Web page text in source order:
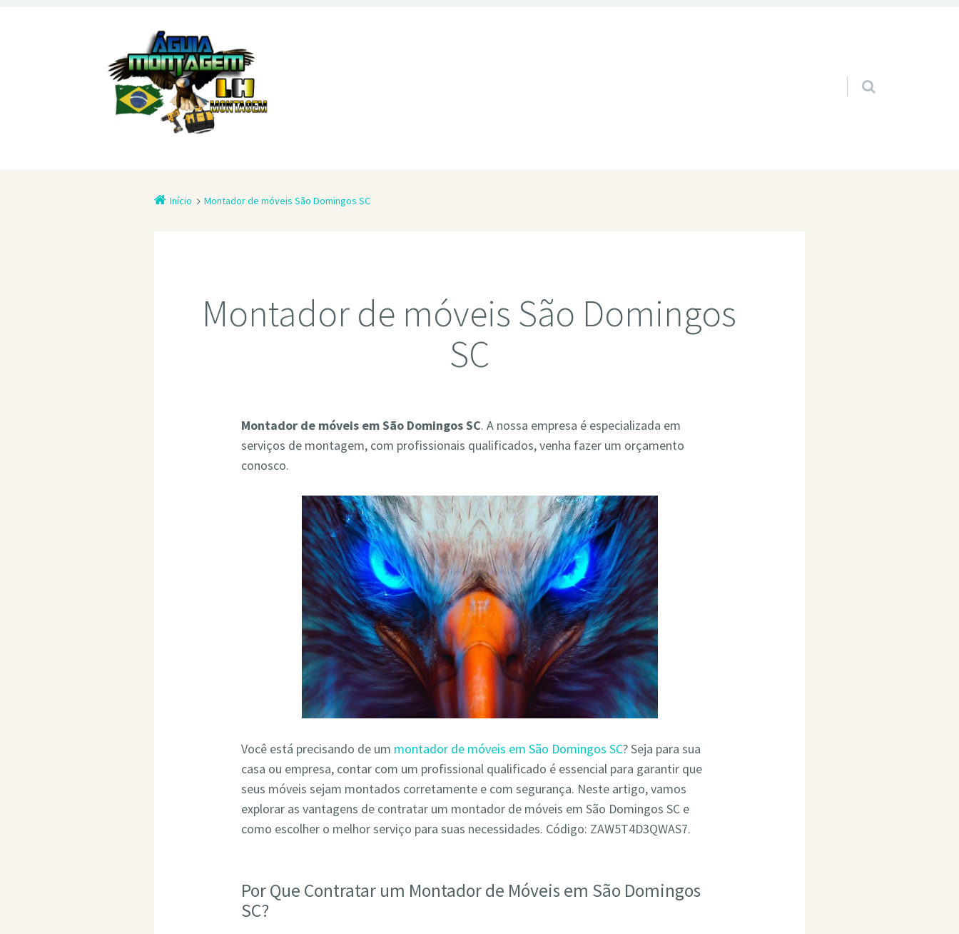
Pular para o conteúdo
Início Montador de móveis São Domingos SC
Montador de móveis São Domingos
SC
Montador de móveis em São Domingos SC. A nossa empresa é especializada em
serviços de montagem, com profissionais qualificados, venha fazer um orçamento
conosco.
Você está precisando de um montador de móveis em São Domingos SC? Seja para sua
casa ou empresa, contar com um profissional qualificado é essencial para garantir que
seus móveis sejam montados corretamente e com segurança. Neste artigo, vamos
explorar as vantagens de contratar um montador de móveis em São Domingos SC e
como escolher o melhor serviço para suas necessidades. Código: ZAW5T4D3QWAS7.
Por Que Contratar um Montador de Móveis em São Domingos
SC?